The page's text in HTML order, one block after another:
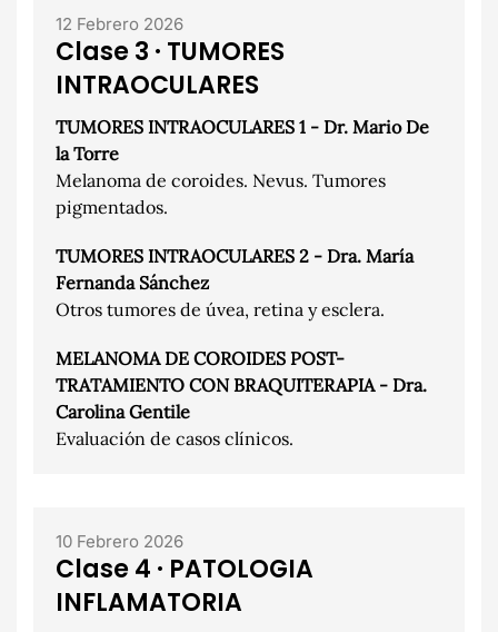
12 Febrero 2026
Clase 3 · TUMORES
INTRAOCULARES
TUMORES INTRAOCULARES 1 - Dr. Mario De
la Torre
Melanoma de coroides. Nevus. Tumores
pigmentados.
TUMORES INTRAOCULARES 2 - Dra. María
Fernanda Sánchez
Otros tumores de úvea, retina y esclera.
MELANOMA DE COROIDES POST-
TRATAMIENTO CON BRAQUITERAPIA - Dra.
Carolina Gentile
Evaluación de casos clínicos.
10 Febrero 2026
Clase 4 · PATOLOGIA
INFLAMATORIA